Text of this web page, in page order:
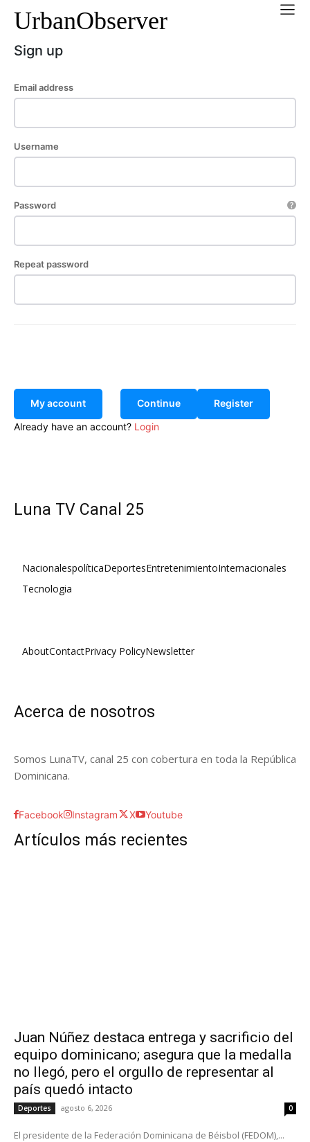
UrbanObserver
Sign up
Email address
Username
Password
Repeat password
My account Continue
Register
Already have an account? Login
Luna TV Canal 25
NacionalespolíticaDeportesEntretenimientoInternacionales
Tecnologia
AboutContactPrivacy PolicyNewsletter
Acerca de nosotros
Somos LunaTV, canal 25 con cobertura en toda la República
Dominicana.
Facebook Instagram X Youtube
Artículos más recientes
Juan Núñez destaca entrega y sacrificio del
equipo dominicano; asegura que la medalla
no llegó, pero el orgullo de representar al
país quedó intacto
Deportes agosto 6, 2026 0
El presidente de la Federación Dominicana de Béisbol (FEDOM),...